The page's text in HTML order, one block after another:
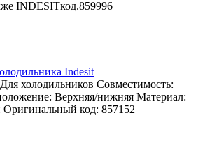
INDESITкод.859996
Indesit
холодильников Совместимость:
Верхняя/нижняя Материал:
код: 857152